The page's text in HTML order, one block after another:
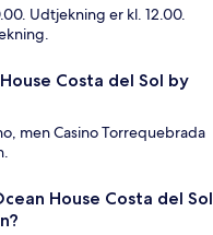
Udtjekning er kl. 12.00.
Costa del Sol by
men Casino Torrequebrada
House Costa del Sol